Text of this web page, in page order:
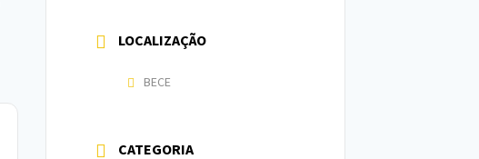
LOCALIZAÇÃO
BECE
CATEGORIA